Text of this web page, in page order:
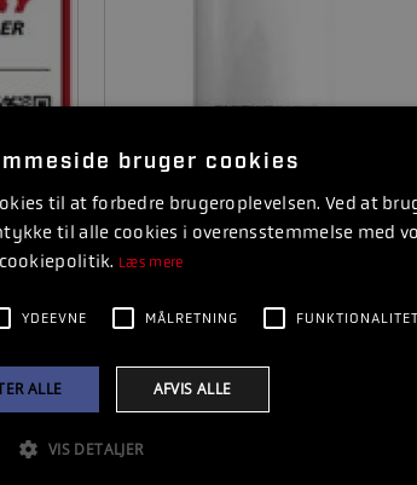
Oliefiltre
bruger cookies
til at forbedre brugeroplevelsen. Ved at
til alle cookies i overensstemmelse med
cookiepolitik. Læs mere
YDEEVNE MÅLRETNING FUNKTIONALITET
ALLE AFVIS ALLE
VIS DETALJER